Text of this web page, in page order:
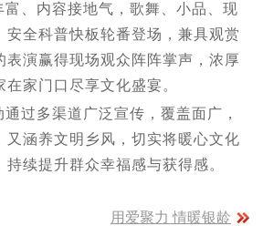
富、内容接地气，歌舞、小品、现
安全科普快板轮番登场，兼具观赏
表演赢得现场观众阵阵掌声，浓厚
家门口尽享文化盛宴。
过多渠道广泛宣传，覆盖面广，
又涵养文明乡风，切实将暖心文化
续提升群众幸福感与获得感。
用爱聚力 情暖银龄